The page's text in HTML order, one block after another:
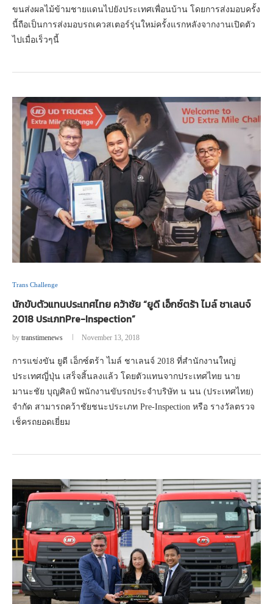
ขนส่งผลไม้ข้ามชายแดนไปยังประเทศเพื่อนบ้าน โดยการส่งมอบครั้ง
นี้ถือเป็นการส่งมอบรถเควสเตอร์รุ่นใหม่ครั้งแรกหลังจากงานเปิดตัว
ไปเมื่อเร็วๆนี้
Trans Challenge
นักขับตัวแทนประเทศไทย คว้าชัย “ยูดี เอ็กซ์ตร้า ไมล์ ชาเลนจ์
2018 ประเภทPre-Inspection”
by transtimenews November 13, 2018
การแข่งขัน ยูดี เอ็กซ์ตร้า ไมล์ ชาเลนจ์ 2018 ที่สำนักงานใหญ่
ประเทศญี่ปุ่น เสร็จสิ้นลงแล้ว โดยตัวแทนจากประเทศไทย นาย
มานะชัย บุญศิลป์ พนักงานขับรถประจำบริษัท น นน (ประเทศไทย)
จำกัด สามารถคว้าชัยชนะประเภท Pre-Inspection หรือ รางวัลตรวจ
เช็ครถยอดเยี่ยม